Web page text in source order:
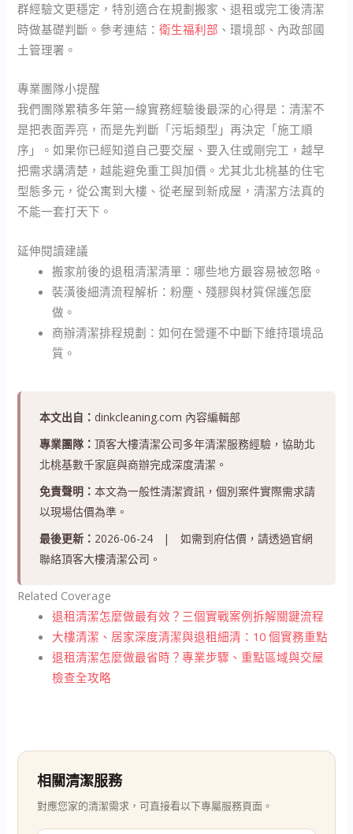
群經驗文更穩定，特別適合在規劃搬家、退租或完工後清潔
時做基礎判斷。參考連結：衛生福利部 、環境部、內政部國
土管理署。
專業團隊小提醒
我們團隊累積多年第一線實務經驗後最深的心得是：清潔不
是把表面弄亮，而是先判斷「污垢類型」再決定「施工順
序」。如果你已經知道自己要交屋、要入住或剛完工，越早
把需求講清楚，越能避免重工與加價。尤其北北桃基的住宅
型態多元，從公寓到大樓、從老屋到新成屋，清潔方法真的
不能一套打天下。
延伸閱讀建議
搬家前後的退租清潔清單：哪些地方最容易被忽略。
裝潢後細清流程解析：粉塵、殘膠與材質保護怎麼
做。
商辦清潔排程規劃：如何在營運不中斷下維持環境品
質。
本文出自： dinkcleaning.com 內容編輯部
專業團隊：頂客大樓清潔公司多年清潔服務經驗，協助北
北桃基數千家庭與商辦完成深度清潔。
免責聲明：本文為一般性清潔資訊，個別案件實際需求請
以現場估價為準。
最後更新： 2026-06-24 | 如需到府估價，請透過官網
聯絡頂客大樓清潔公司。
Related Coverage
退租清潔怎麼做最有效？三個實戰案例拆解關鍵流程
大樓清潔、居家深度清潔與退租細清：10 個實務重點
退租清潔怎麼做最省時？專業步驟、重點區域與交屋
檢查全攻略
相關清潔服務
對應您家的清潔需求，可直接看以下專屬服務頁面。